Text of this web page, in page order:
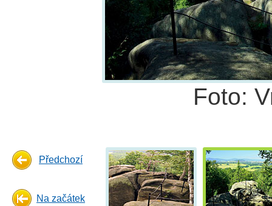
Foto:
Předchozí
Na začátek